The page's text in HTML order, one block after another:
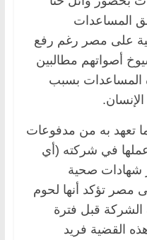
المساعدات
على مصر رغم رفع
أصواتهم مطالبين
المساعدات بسبب
تعهد به من مدفوعات
في شركته (أي
شهادات صحية
مصر تؤكد أنها لحوم
قبل فترة
القضية فريد